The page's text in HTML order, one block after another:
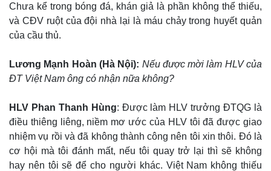
Chưa kể trong bóng đá, khán giả là phần không thể thiếu,
và CĐV ruột của đội nhà lại là máu chảy trong huyết quản
của cầu thủ.
Lương Mạnh Hoàn (Hà Nội): Nếu được mời làm HLV của
ĐT Việt Nam ông có nhận nữa không?
HLV Phan Thanh Hùng: Được làm HLV trưởng ĐTQG là
điều thiêng liêng, niềm mơ ước của HLV tôi đã được giao
nhiệm vụ rồi và đã không thành công nên tôi xin thôi. Đó là
cơ hội mà tôi đánh mất, nếu tôi quay trở lại thì sẽ không
hay nên tôi sẽ để cho người khác. Việt Nam không thiếu